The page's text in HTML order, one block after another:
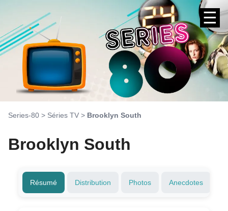
☰
Series-80 > Séries TV > Brooklyn South
Brooklyn South
Résumé Distribution Photos Anecdotes